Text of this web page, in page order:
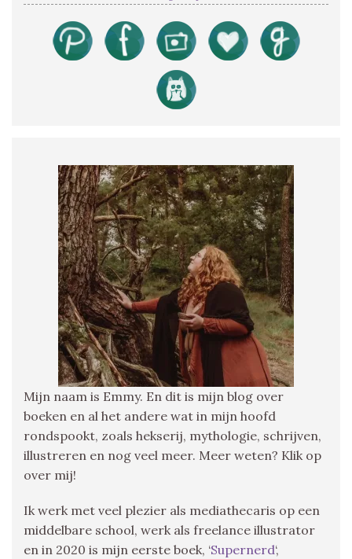
Mijn naam is Emmy. En dit is mijn blog over
boeken en al het andere wat in mijn hoofd
rondspookt, zoals hekserij, mythologie, schrijven,
illustreren en nog veel meer. Meer weten? Klik op
over mij!
Ik werk met veel plezier als mediathecaris op een
middelbare school, werk als freelance illustrator
en in 2020 is mijn eerste boek, ‘Supernerd‘,